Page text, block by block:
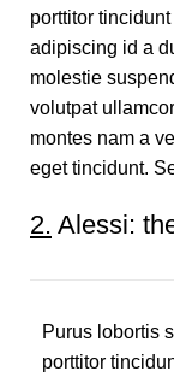
porttitor
adipiscing id a
molestie
volutpat
montes nam a
eget tincidunt.
2. Alessi:
Purus lobortis
porttitor